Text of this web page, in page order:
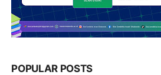
POPULAR POSTS